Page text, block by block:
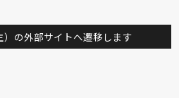
）の外部サイトへ遷移します